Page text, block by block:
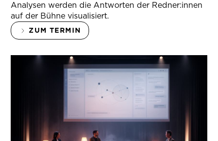
Analysen werden die Antworten der Redner:innen
auf der Bühne visualisiert.
ZUM TERMIN